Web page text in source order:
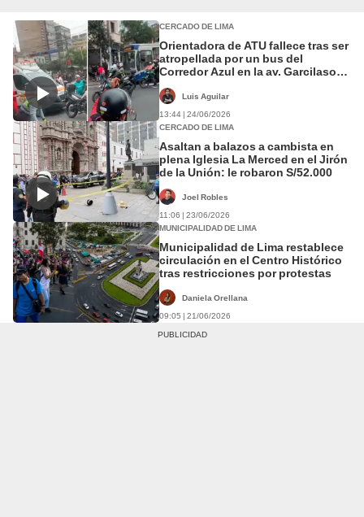
CERCADO DE LIMA
Orientadora de ATU fallece tras ser
atropellada por un bus del
Corredor Azul en la av. Garcilaso
Luis Aguilar
13:44 | 24/06/2026
CERCADO DE LIMA
Asaltan a balazos a cambista en
plena Iglesia La Merced en el Jirón
de la Unión: le robaron S/52.000
Joel Robles
11:06 | 23/06/2026
MUNICIPALIDAD DE LIMA
Municipalidad de Lima restablece
circulación en el Centro Histórico
tras restricciones por protestas
Daniela Orellana
09:05 | 21/06/2026